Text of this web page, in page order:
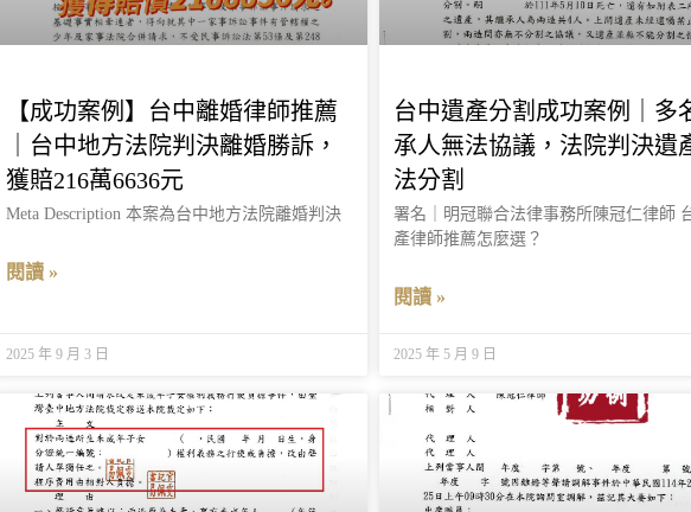
【成功案例】台中離婚律師推薦
｜台中地方法院判決離婚勝訴，
獲賠216萬6636元
Meta Description 本案為台中地方法院離婚判決
閱讀 »
2025 年 9 月 3 日
台中遺產分割成功案例｜多
承人無法協議，法院判決遺
法分割
署名｜明冠聯合法律事務所陳冠仁律師
產律師推薦怎麼選？
閱讀 »
2025 年 5 月 9 日